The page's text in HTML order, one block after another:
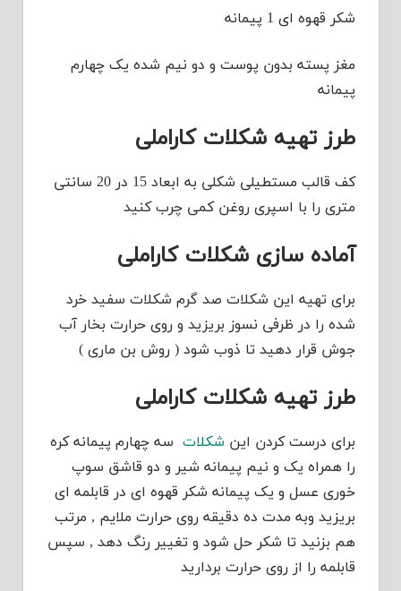
شکر قهوه ای 1 پیمانه
مغز پسته بدون پوست و دو نیم شده یک چهارم
پیمانه
طرز تهیه شکلات کاراملی
کف قالب مستطیلی شکلی به ابعاد 15 در 20 سانتی
متری را با اسپری روغن کمی چرب کنید
آماده سازی شکلات کاراملی
برای تهیه این شکلات صد گرم شکلات سفید خرد
شده را در ظرفی نسوز بریزید و روی حرارت بخار آب
جوش قرار دهید تا ذوب شود ( روش بن ماری )
طرز تهیه شکلات کاراملی
برای درست کردن این شکلات سه چهارم پیمانه کره
را همراه یک و نیم پیمانه شیر و دو قاشق سوپ
خوری عسل و یک پیمانه شکر قهوه ای در قابلمه ای
بریزید وبه مدت ده دقیقه روی حرارت ملایم , مرتب
هم بزنید تا شکر حل شود و تغییر رنگ دهد , سپس
قابلمه را از روی حرارت بردارید